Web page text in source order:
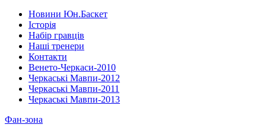
Новини Юн.Баскет
Історія
Набір гравців
Наші тренери
Контакти
Венето-Черкаси-2010
Черкаські Мавпи-2012
Черкаські Мавпи-2011
Черкаські Мавпи-2013
Фан-зона